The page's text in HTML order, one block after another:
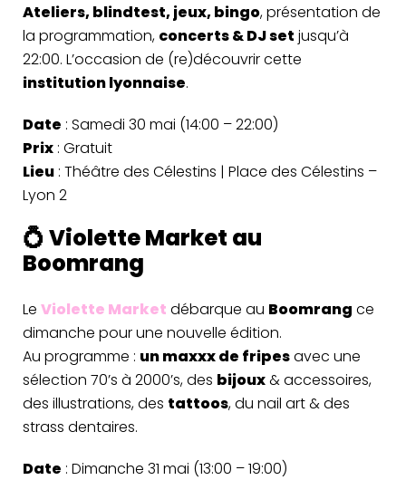
Ateliers, blindtest, jeux, bingo, présentation de
la programmation, concerts & DJ set jusqu’à
22:00. L’occasion de (re)découvrir cette
institution lyonnaise.
Date : Samedi 30 mai (14:00 – 22:00)
Prix : Gratuit
Lieu : Théâtre des Célestins | Place des Célestins –
Lyon 2
💍 Violette Market au
Boomrang
Le Violette Market débarque au Boomrang ce
dimanche pour une nouvelle édition.
Au programme : un maxxx de fripesavec une
sélection 70’s à 2000’s, des bijoux& accessoires,
des illustrations, des tattoos, du nail art & des
strass dentaires.
Date : Dimanche 31 mai (13:00 – 19:00)